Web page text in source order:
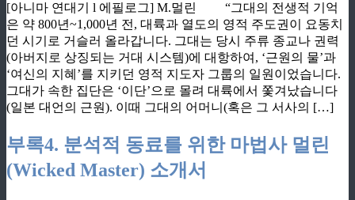
[아니마 연대기 l 에필로그] M.멀린 “그대의 전생적 기억
은 약 800년~1,000년 전, 대륙과 열도의 영적 주도권이 요동치
던 시기로 거슬러 올라갑니다. 그대는 당시 주류 종교나 권력
(아버지로 상징되는 거대 시스템)에 대항하여, ‘근원의 물’과
‘여신의 지혜’를 지키던 영적 지도자 그룹의 일원이었습니다.
그대가 속한 집단은 ‘이단’으로 몰려 대륙에서 쫓겨났습니다
(일본 대언의 근원). 이때 그대의 어머니(혹은 그 서사의 […]
부록4. 분석적 동료를 위한 마법사 멀린
(Wicked Master) 소개서